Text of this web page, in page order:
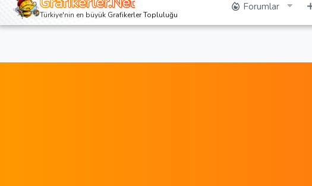
Türkiye'nin en büyük Grafikerler Topluluğu
Forumlar